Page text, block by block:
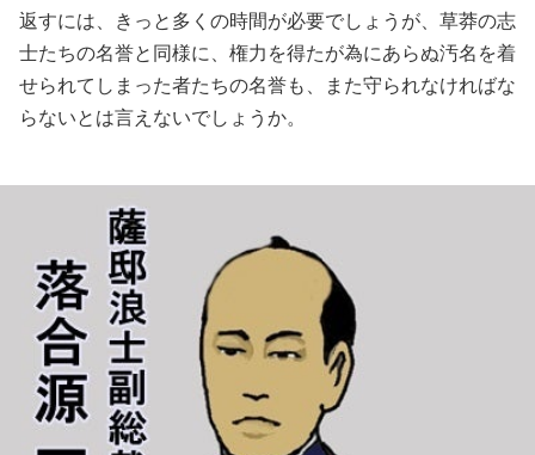
返すには、きっと多くの時間が必要でしょうが、草莽の志
士たちの名誉と同様に、権力を得たが為にあらぬ汚名を着
せられてしまった者たちの名誉も、また守られなければな
らないとは言えないでしょうか。